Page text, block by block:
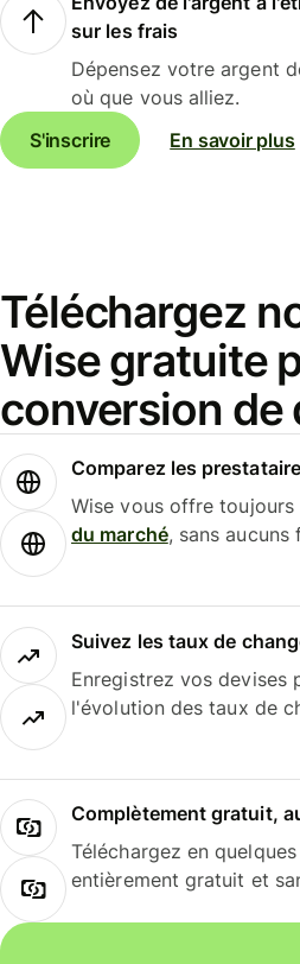
sur les frais
Dépensez votre argent
où que vous alliez.
S'inscrire
En savoir plus
Téléchargez
Wise gratuite
conversion de
Comparez les
Wise vous offre
du marché, sans aucuns
Suivez les taux de
Enregistrez vos devises
l'évolution des taux de
Complètement gratuit,
Téléchargez en
entièrement gratuit et